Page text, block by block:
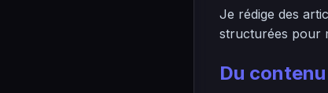
Je rédige des
structurées pour
Du